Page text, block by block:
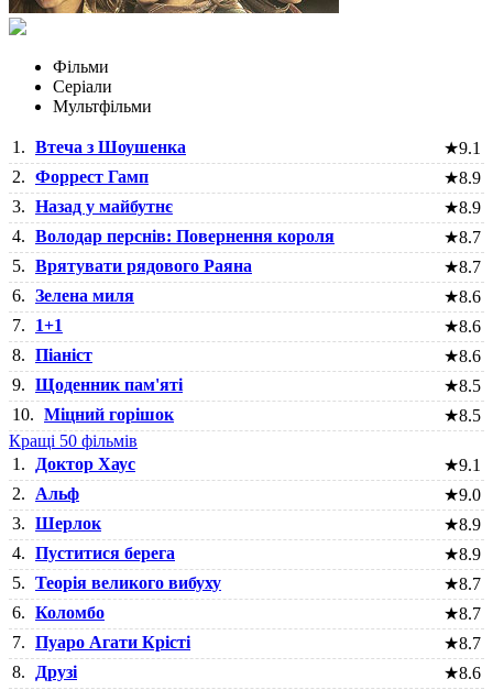
Фільми
Серіали
Мультфільми
1. Втеча з Шоушенка ★9.1
2. Форрест Гамп ★8.9
3. Назад у майбутнє ★8.9
4. Володар перснів: Повернення короля ★8.7
5. Врятувати рядового Раяна ★8.7
6. Зелена миля ★8.6
7.
1+1 ★8.6
8. Піаніст ★8.6
9. Щоденник пам'яті ★8.5
10. Міцний горішок ★8.5
Кращі 50 фільмів
1.
Доктор Хаус ★9.1
2.
Альф ★9.0
3. Шерлок ★8.9
4. Пуститися берега ★8.9
5. Теорія великого вибуху ★8.7
6. Коломбо ★8.7
7. Пуаро Агати Крісті ★8.7
8.
Друзі ★8.6